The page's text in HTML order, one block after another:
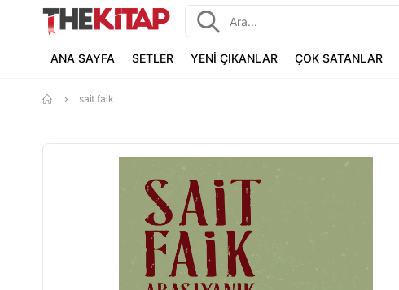
ANA SAYFA SETLER YENİ ÇIKANLAR ÇOK SATANLAR
sait faik